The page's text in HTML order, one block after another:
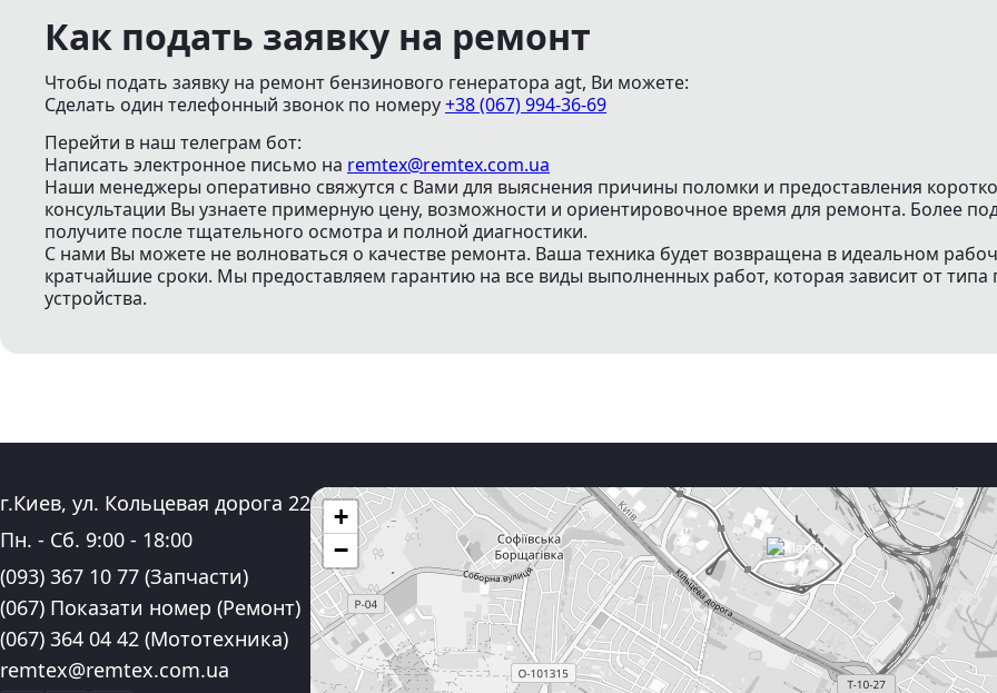
Как подать заявку на ремонт
Чтобы подать заявку на ремонт бензинового генератора agt, Ви можете:
Сделать один телефонный звонок по номеру+38 (067) 994-36-69
Перейти в наш телеграм бот:
Написать электронное письмо на remtex@remtex.com.ua
Наши менеджеры оперативно свяжутся с Вами для выяснения причины поломки и предоставления
консультации Вы узнаете примерную цену, возможности и ориентировочное время для ремонта. Более
получите после тщательного осмотра и полной диагностики.
С нами Вы можете не волноваться о качестве ремонта. Ваша техника будет возвращена в идеальном
кратчайшие сроки. Мы предоставляем гарантию на все виды выполненных работ, которая зависит от типа
устройства.
Адрес:
г.Киев, ул. Кольцевая дорога 22
График работы:
Пн. - Сб. 9:00 - 18:00
Контактные номера телефона:
(093) 367 10 77 (Запчасти)
(067) Показати номер (Ремонт)
(067) 364 04 42 (Мототехника)
Электронная почта:
remtex@remtex.com.ua
+
−